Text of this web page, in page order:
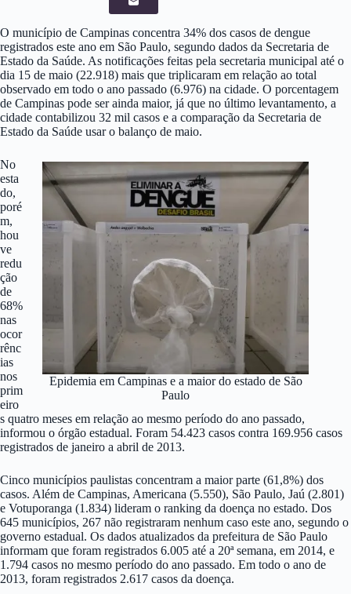
O município de Campinas concentra 34% dos casos de dengue
registrados este ano em São Paulo, segundo dados da Secretaria de
Estado da Saúde. As notificações feitas pela secretaria municipal até o
dia 15 de maio (22.918) mais que triplicaram em relação ao total
observado em todo o ano passado (6.976) na cidade. O porcentagem
de Campinas pode ser ainda maior, já que no último levantamento, a
cidade contabilizou 32 mil casos e a comparação da Secretaria de
Estado da Saúde usar o balanço de maio.
Epidemia em Campinas e a maior do estado de São
Paulo
No
esta
do,
poré
m,
hou
ve
redu
ção
de
68%
nas
ocor
rênc
ias
nos
prim
eiro
s quatro meses em relação ao mesmo período do ano passado,
informou o órgão estadual. Foram 54.423 casos contra 169.956 casos
registrados de janeiro a abril de 2013.
Cinco municípios paulistas concentram a maior parte (61,8%) dos
casos. Além de Campinas, Americana (5.550), São Paulo, Jaú (2.801)
e Votuporanga (1.834) lideram o ranking da doença no estado. Dos
645 municípios, 267 não registraram nenhum caso este ano, segundo o
governo estadual. Os dados atualizados da prefeitura de São Paulo
informam que foram registrados 6.005 até a 20ª semana, em 2014, e
1.794 casos no mesmo período do ano passado. Em todo o ano de
2013, foram registrados 2.617 casos da doença.